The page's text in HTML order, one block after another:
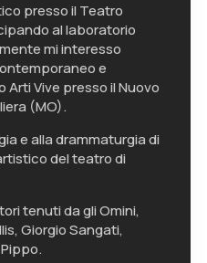
presso il Teatro
al laboratorio
mi interesso
e
Vive presso il Nuovo
(MO).
e alla drammaturgia di
del teatro di
tenuti da gli Omini,
Giorgio Sangati,